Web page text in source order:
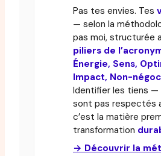
Pas tes envies. Tes
— selon la
pas moi, structurée
piliers de
Énergie, Sens,
Impact, Non-
Identifier les tiens —
sont pas respectés
c’est la matière
transformation
→ Découvrir la